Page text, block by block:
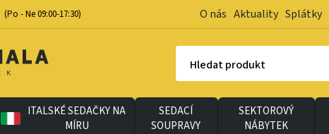
(Po - Ne 09:00-17:30) O nás Aktuality Splátky
Hledat produkt
ITALSKÉ SEDAČKY NA
MÍRU
SEDACÍ
SOUPRAVY
SEKTOROVÝ
NÁBYTEK